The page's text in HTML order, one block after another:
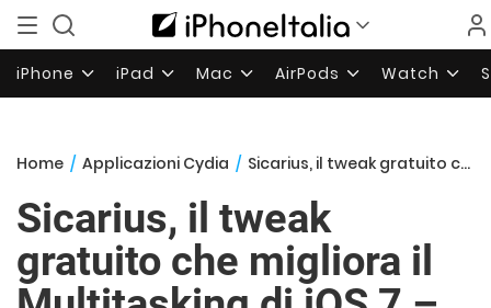
iPhone iPad Mac AirPods Watch
Home / Applicazioni Cydia / Sicarius, il tweak gratuito che migliora il Multitasking di iOS 7 – Cydia
Sicarius, il tweak
gratuito che migliora il